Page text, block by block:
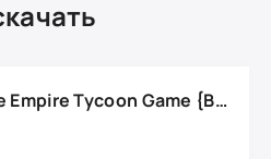
Pet Rescue Empire Tycoon Game {ВЗЛОМ: много денег}